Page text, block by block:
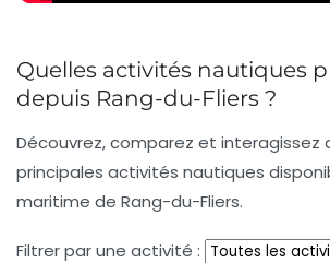
Quelles activités nautiques
depuis Rang-du-Fliers ?
Découvrez, comparez et interagissez
principales activités nautiques
maritime de Rang-du-Fliers.
Filtrer par une activité :